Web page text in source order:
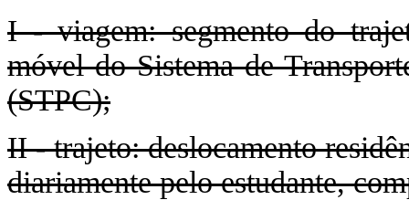
I - viagem: segmento do
móvel do Sistema de
(STPC);
II - trajeto: deslocamento
diariamente pelo estudante,